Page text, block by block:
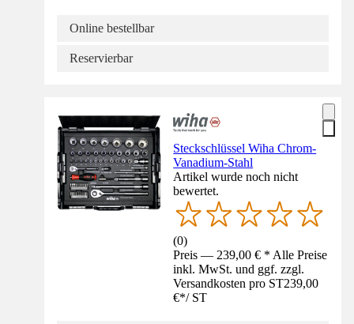
Online bestellbar
Reservierbar
Steckschlüssel Wiha Chrom-
Vanadium-Stahl
Artikel wurde noch nicht
bewertet.
(0)
Preis — 239,00 € * Alle Preise
inkl. MwSt. und ggf. zzgl.
Versandkosten pro ST239,00
€*/ ST